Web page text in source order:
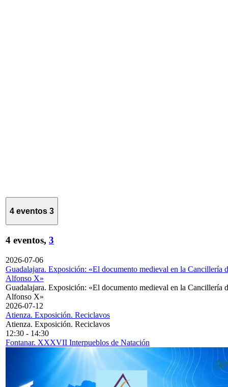
4 eventos 3
4 eventos, 3
2026-07-06
Guadalajara. Exposición: «El documento medieval en la Cancillería
Alfonso X»
Guadalajara. Exposición: «El documento medieval en la Cancillería
Alfonso X»
2026-07-12
Atienza. Exposición. Reciclavos
Atienza. Exposición. Reciclavos
12:30 - 14:30
Fontanar. XXXVII Interpueblos de Natación